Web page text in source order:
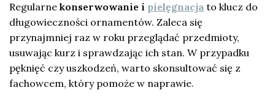
Regularne konserwowanie i pielęgnacja to klucz do
długowieczności ornamentów. Zaleca się
przynajmniej raz w roku przeglądać przedmioty,
usuwając kurz i sprawdzając ich stan. W przypadku
pęknięć czy uszkodzeń, warto skonsultować się z
fachowcem, który pomoże w naprawie.